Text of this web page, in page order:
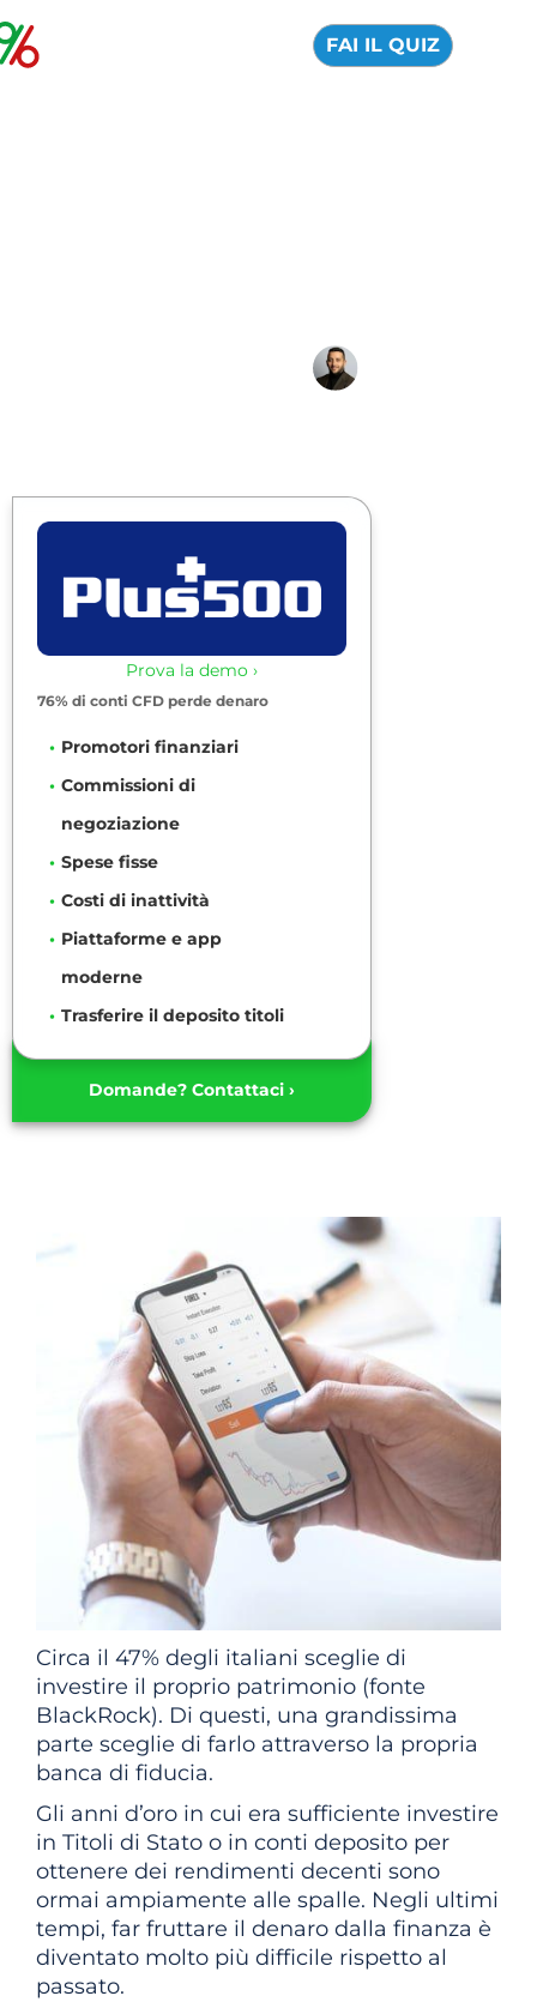
FAI IL QUIZ
Prova la demo ›
76% di conti CFD perde denaro
Promotori finanziari
Commissioni di
negoziazione
Spese fisse
Costi di inattività
Piattaforme e app
moderne
Trasferire il deposito titoli
Domande? Contattaci ›
Circa il 47% degli italiani sceglie di
investire il proprio patrimonio (fonte
BlackRock). Di questi, una grandissima
parte sceglie di farlo attraverso la propria
banca di fiducia.
Gli anni d’oro in cui era sufficiente investire
in Titoli di Stato o in conti deposito per
ottenere dei rendimenti decenti sono
ormai ampiamente alle spalle. Negli ultimi
tempi, far fruttare il denaro dalla finanza è
diventato molto più difficile rispetto al
passato.